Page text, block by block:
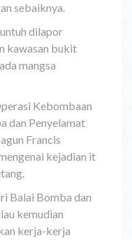
sebaiknya.
dilapor
kawasan bukit
mangsa
Kebombaan
dan Penyelamat
Francis
kejadian it
Balai Bomba dan
kemudian
kerja-kerja